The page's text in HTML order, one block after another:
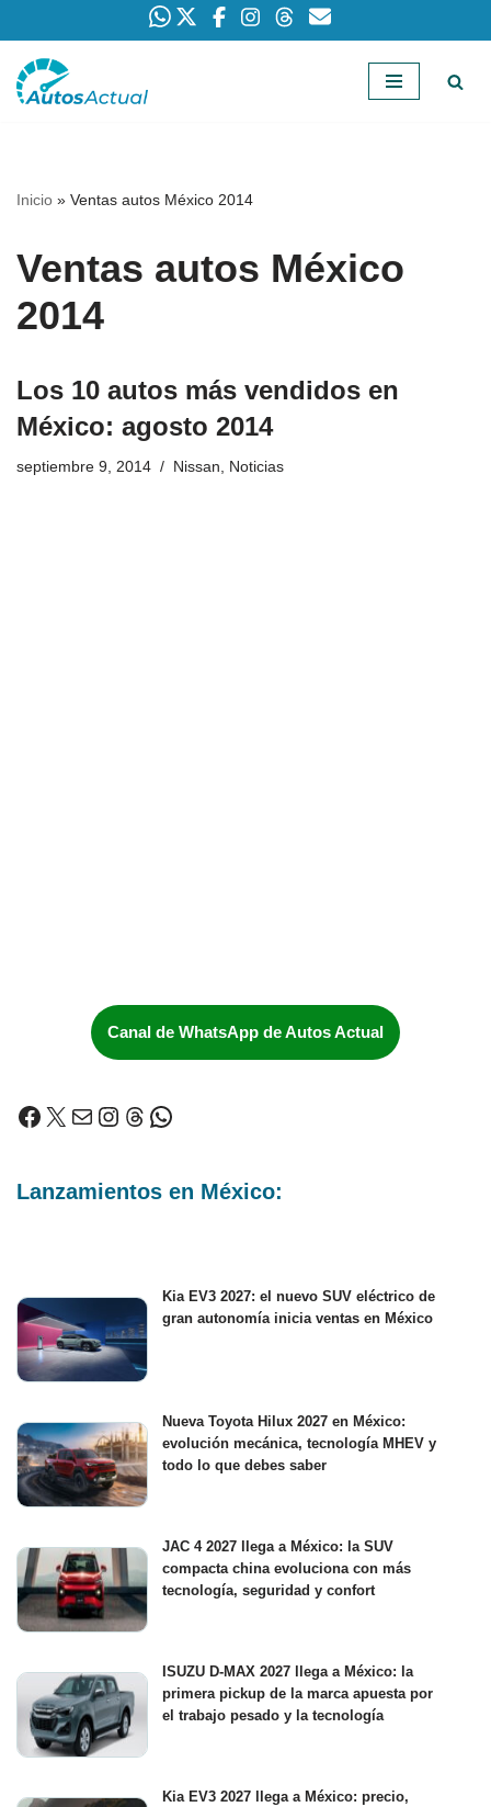
Saltar
Inicio » Ventas autos México 2014
Ventas autos México
2014
Los 10 autos más vendidos en
México: agosto 2014
septiembre 9, 2014 Nissan, Noticias
Canal de WhatsApp de Autos Actual
Lanzamientos en México:
Kia EV3 2027: el nuevo SUV eléctrico de
gran autonomía inicia ventas en México
Nueva Toyota Hilux 2027 en México:
evolución mecánica, tecnología MHEV y
todo lo que debes saber
JAC 4 2027 llega a México: la SUV
compacta china evoluciona con más
tecnología, seguridad y confort
ISUZU D-MAX 2027 llega a México: la
primera pickup de la marca apuesta por
el trabajo pesado y la tecnología
Kia EV3 2027 llega a México: precio,